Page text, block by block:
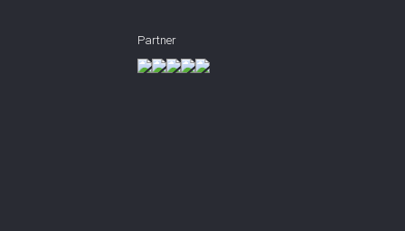
Partner